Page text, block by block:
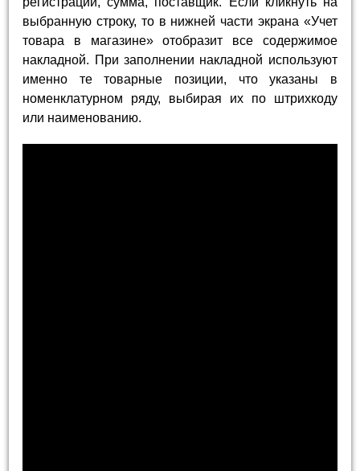
выбранную строку, то в нижней части экрана «Учет
товара в магазине» отобразит все содержимое
накладной. При заполнении накладной используют
именно те товарные позиции, что указаны в
номенклатурном ряду, выбирая их по штрихкоду
или наименованию.